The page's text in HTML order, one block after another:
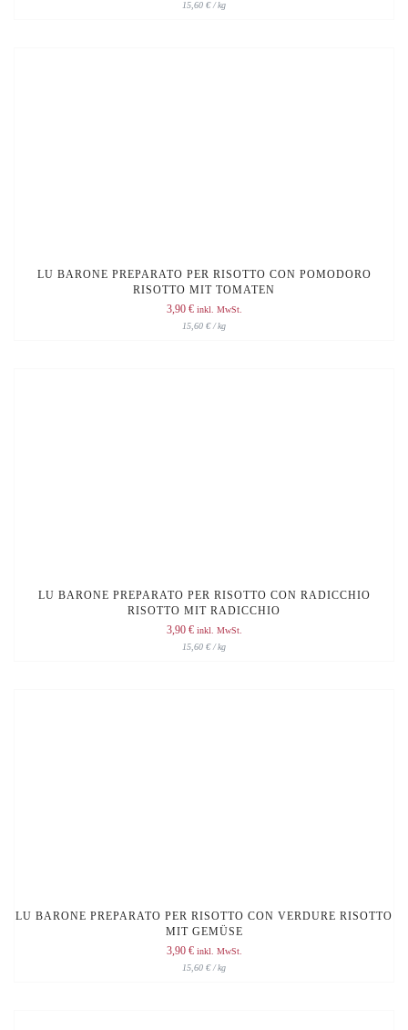
15,60 € /kg
LU BARONE PREPARATO PER RISOTTO CON POMODORO
RISOTTO MIT TOMATEN
3,90 € inkl. MwSt.
15,60 € /kg
LU BARONE PREPARATO PER RISOTTO CON RADICCHIO
RISOTTO MIT RADICCHIO
3,90 € inkl. MwSt.
15,60 € /kg
LU BARONE PREPARATO PER RISOTTO CON VERDURE RISOTTO
MIT GEMÜSE
3,90 € inkl. MwSt.
15,60 € /kg